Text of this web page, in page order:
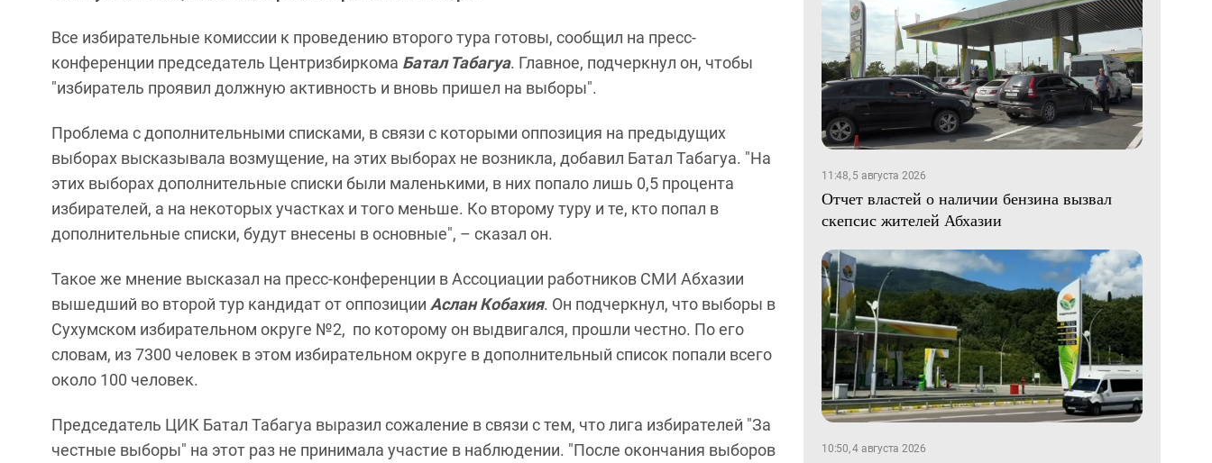
Все избирательные комиссии к проведению второго тура готовы, сообщил на пресс-
конференции председатель Центризбиркома Батал Табагуа. Главное, подчеркнул он, чтобы
"избиратель проявил должную активность и вновь пришел на выборы".
Проблема с дополнительными списками, в связи с которыми оппозиция на предыдущих
выборах высказывала возмущение, на этих выборах не возникла, добавил Батал Табагуа. "На
этих выборах дополнительные списки были маленькими, в них попало лишь 0,5 процента
избирателей, а на некоторых участках и того меньше. Ко второму туру и те, кто попал в
дополнительные списки, будут внесены в основные", – сказал он.
Такое же мнение высказал на пресс-конференции в Ассоциации работников СМИ Абхазии
вышедший во второй тур кандидат от оппозиции Аслан Кобахия. Он подчеркнул, что выборы в
Сухумском избирательном округе №2, по которому он выдвигался, прошли честно. По его
словам, из 7300 человек в этом избирательном округе в дополнительный список попали всего
около 100 человек.
Председатель ЦИК Батал Табагуа выразил сожаление в связи с тем, что лига избирателей "За
честные выборы" на этот раз не принимала участие в наблюдении. "После окончания выборов
11:48, 5 августа 2026
Отчет властей о наличии бензина вызвал
скепсис жителей Абхазии
10:50, 4 августа 2026